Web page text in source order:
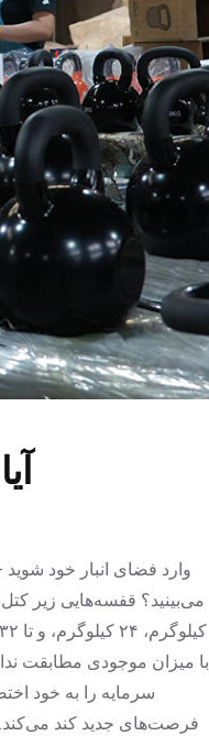
وارد فضای انبار خود
با میزان موجودی مطابقت
سرمایه را به خود
فرصت‌های جدید کند می‌کند.